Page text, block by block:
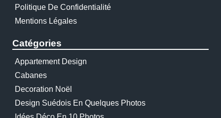
Politique De Confidentialité
Mentions Légales
Catégories
Appartement Design
Cabanes
Decoration Noël
Design Suédois En Quelques Photos